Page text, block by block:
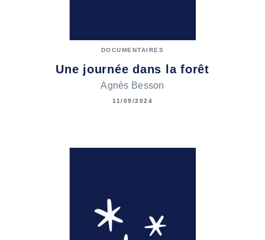
DOCUMENTAIRES
Une journée dans la forêt
Agnès Besson
11/09/2024